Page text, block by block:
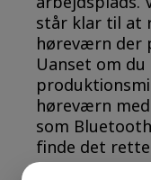
står klar til at
høreværn der
Uanset om
høreværn
som
finde det